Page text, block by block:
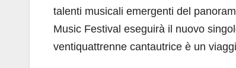
talenti musicali emergenti del
Music Festival eseguirà il nuovo
ventiquattrenne cantautrice è un